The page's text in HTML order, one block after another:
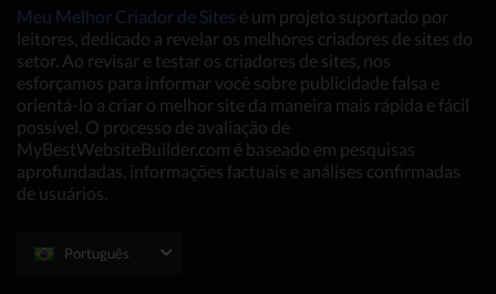
Meu Melhor Criador de Sites é um projeto suportado por
leitores, dedicado a revelar os melhores criadores de sites do
setor. Ao revisar e testar os criadores de sites, nos
esforçamos para informar você sobre publicidade falsa e
orientá-lo a criar o melhor site da maneira mais rápida e fácil
possível. O processo de avaliação de
MyBestWebsiteBuilder.com é baseado em pesquisas
aprofundadas, informações factuais e análises confirmadas
de usuários.
Português